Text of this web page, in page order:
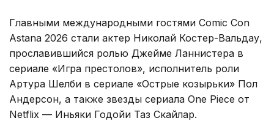
Главными международными гостями Comic Con
Astana 2026 стали актер Николай Костер-Вальдау,
прославившийся ролью Джейме Ланнистера в
сериале «Игра престолов», исполнитель роли
Артура Шелби в сериале «Острые козырьки» Пол
Андерсон, а также звезды сериала One Piece от
Netflix — Иньяки Годойи Таз Скайлар.